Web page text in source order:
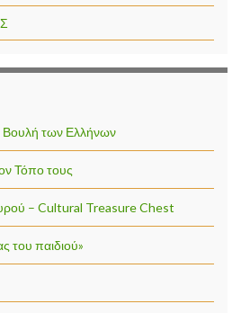
Βουλή των Ελλήνων
Τόπο τους
– Cultural Treasure Chest
του παιδιού»